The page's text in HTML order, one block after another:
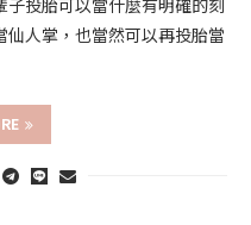
人掌，也當然可以再投胎當